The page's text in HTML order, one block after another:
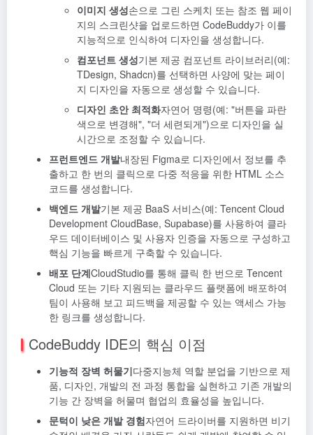
이미지 생성손으로 그린 스케치 또는 참조 웹 페이
지의 스크린샷을 업로드하면 CodeBuddy가 이를
지능적으로 인식하여 디자인을 생성합니다.
컴포넌트 생성기본 제공 컴포넌트 라이브러리(예:
TDesign, Shadcn)를 선택하면 사양에 맞는 페이
지 디자인을 자동으로 생성할 수 있습니다.
디자인 초안 최적화자연어 명령(예: "버튼을 파란
색으로 변경해", "더 세련되게")으로 디자인을 실
시간으로 조정할 수 있습니다.
프런트엔드 개발내장된 Figma로 디자인에서 정보를 추
출하고 한 번의 클릭으로 다중 적응을 위한 HTML 소스
코드를 생성합니다.
백엔드 개발기본 제공 BaaS 서비스(예: Tencent Cloud
Development CloudBase, Supabase)를 사용하여 클라
우드 데이터베이스 및 사용자 인증을 자동으로 구성하고
핵심 기능을 빠르게 구축할 수 있습니다.
배포 단계CloudStudio를 통해 클릭 한 번으로 Tencent
Cloud 또는 기타 지원되는 클라우드 플랫폼에 배포하여
팀이 사용해 보고 피드백을 제공할 수 있는 액세스 가능
한 링크를 생성합니다.
CodeBuddy IDE의 핵심 이점
기능적 장벽 허물기다중지능체 역할 분업을 기반으로 제
품, 디자인, 개발의 전 과정 통합을 실현하고 기존 개발의
기능 간 장벽을 허물며 협업의 효율성을 높입니다.
문턱이 낮은 개발 경험자연어 드라이버를 지원하면 비기